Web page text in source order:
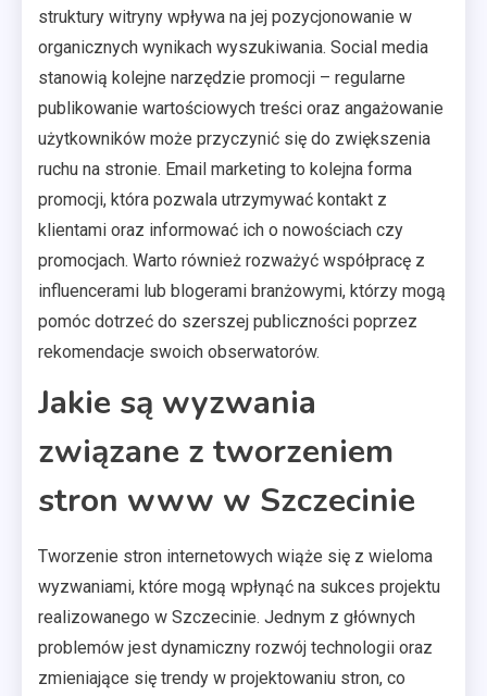
struktury witryny wpływa na jej pozycjonowanie w
organicznych wynikach wyszukiwania. Social media
stanowią kolejne narzędzie promocji – regularne
publikowanie wartościowych treści oraz angażowanie
użytkowników może przyczynić się do zwiększenia
ruchu na stronie. Email marketing to kolejna forma
promocji, która pozwala utrzymywać kontakt z
klientami oraz informować ich o nowościach czy
promocjach. Warto również rozważyć współpracę z
influencerami lub blogerami branżowymi, którzy mogą
pomóc dotrzeć do szerszej publiczności poprzez
rekomendacje swoich obserwatorów.
Jakie są wyzwania
związane z tworzeniem
stron www w Szczecinie
Tworzenie stron internetowych wiąże się z wieloma
wyzwaniami, które mogą wpłynąć na sukces projektu
realizowanego w Szczecinie. Jednym z głównych
problemów jest dynamiczny rozwój technologii oraz
zmieniające się trendy w projektowaniu stron, co